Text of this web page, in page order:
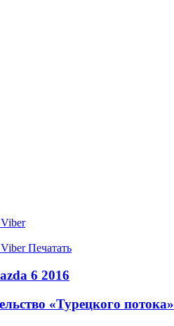
Viber
Viber Печатать
6 2016
«Турецкого потока»